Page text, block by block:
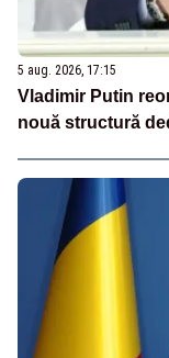
5 aug. 2026, 17:15
Vladimir Putin
nouă structură